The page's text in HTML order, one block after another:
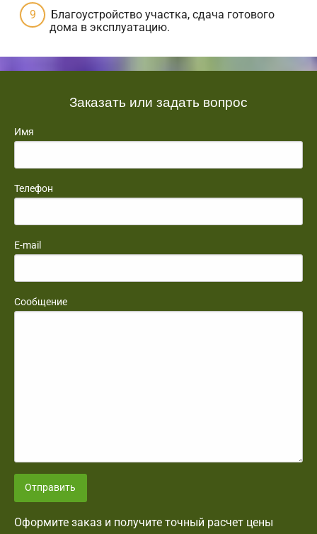
Благоустройство участка, сдача готового
дома в эксплуатацию.
Заказать или задать вопрос
Имя
Телефон
E-mail
Сообщение
Отправить
Оформите заказ и получите точный расчет цены